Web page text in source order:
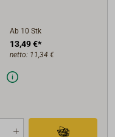
Ab 10 Stk
13,49 €*
netto: 11,34 €